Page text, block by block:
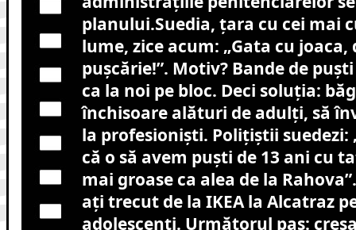
planului.Suedia, țara cu cei mai
lume, zice acum: „Gata cu joaca,
pușcărie!”. Motiv? Bande de
ca la noi pe bloc. Deci soluția:
închisoare alături de adulți, să
la profesioniști. Polițiștii
că o să avem puști de 13 ani cu
mai groase ca alea de la
ați trecut de la IKEA la Alcatraz
adolescenți. Următorul pas: